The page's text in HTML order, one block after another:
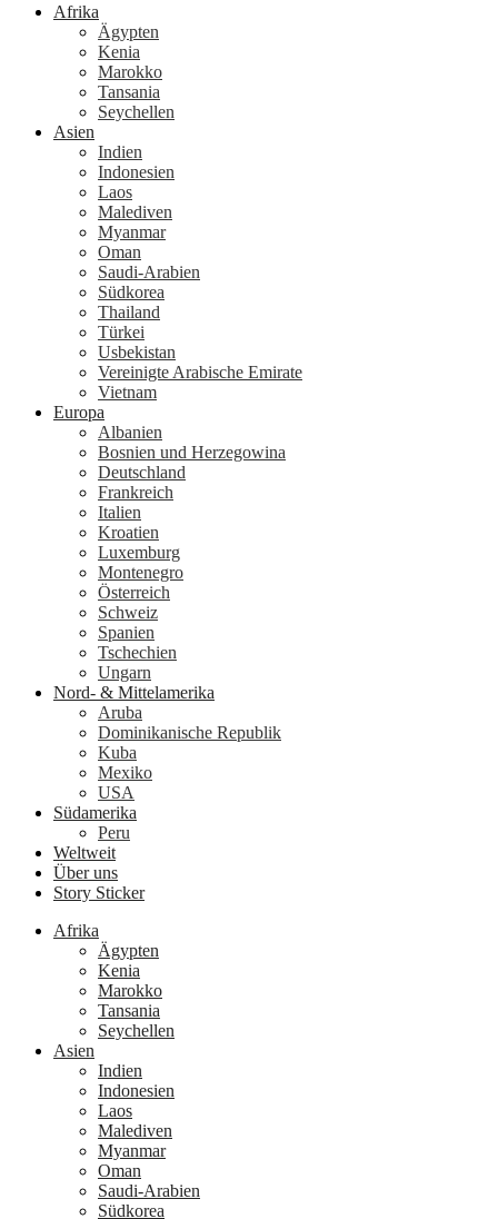
Afrika
Ägypten
Kenia
Marokko
Tansania
Seychellen
Asien
Indien
Indonesien
Laos
Malediven
Myanmar
Oman
Saudi-Arabien
Südkorea
Thailand
Türkei
Usbekistan
Vereinigte Arabische Emirate
Vietnam
Europa
Albanien
Bosnien und Herzegowina
Deutschland
Frankreich
Italien
Kroatien
Luxemburg
Montenegro
Österreich
Schweiz
Spanien
Tschechien
Ungarn
Nord- & Mittelamerika
Aruba
Dominikanische Republik
Kuba
Mexiko
USA
Südamerika
Peru
Weltweit
Über uns
Story Sticker
Afrika
Ägypten
Kenia
Marokko
Tansania
Seychellen
Asien
Indien
Indonesien
Laos
Malediven
Myanmar
Oman
Saudi-Arabien
Südkorea